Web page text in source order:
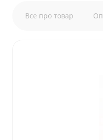
Все про товар